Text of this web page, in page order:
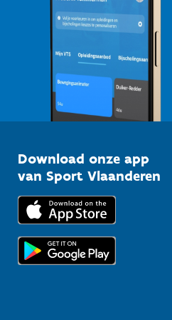
Download onze app
van Sport Vlaanderen